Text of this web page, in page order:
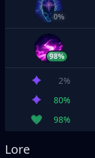
0%
98%
2%
80%
98%
Lore